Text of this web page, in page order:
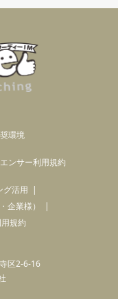
環境
ンサー利用規約
グ活用
企業様）
規約
区2-6-16